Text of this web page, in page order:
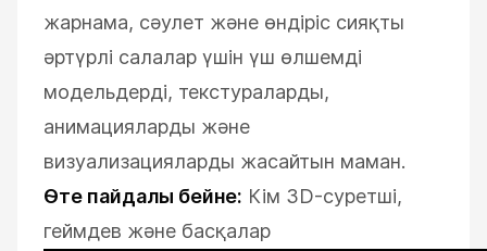
жарнама, сәулет және өндіріс сияқты
әртүрлі салалар үшін үш өлшемді
модельдерді, текстураларды,
анимацияларды және
визуализацияларды жасайтын маман.
Өте пайдалы бейне: Кім 3D-суретші,
геймдев және басқалар